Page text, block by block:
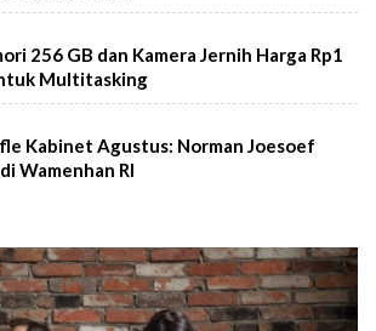
256 GB dan Kamera Jernih Harga Rp1
Multitasking
Kabinet Agustus: Norman Joesoef
Wamenhan RI